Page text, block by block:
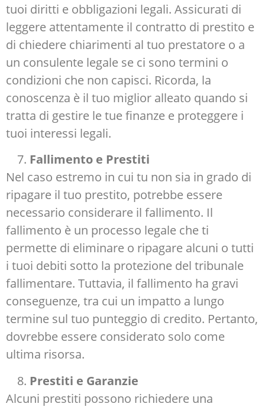
tuoi diritti e obbligazioni legali. Assicurati di
leggere attentamente il contratto di prestito e
di chiedere chiarimenti al tuo prestatore o a
un consulente legale se ci sono termini o
condizioni che non capisci. Ricorda, la
conoscenza è il tuo miglior alleato quando si
tratta di gestire le tue finanze e proteggere i
tuoi interessi legali.
Fallimento e Prestiti
Nel caso estremo in cui tu non sia in grado di
ripagare il tuo prestito, potrebbe essere
necessario considerare il fallimento. Il
fallimento è un processo legale che ti
permette di eliminare o ripagare alcuni o tutti
i tuoi debiti sotto la protezione del tribunale
fallimentare. Tuttavia, il fallimento ha gravi
conseguenze, tra cui un impatto a lungo
termine sul tuo punteggio di credito. Pertanto,
dovrebbe essere considerato solo come
ultima risorsa.
Prestiti e Garanzie
Alcuni prestiti possono richiedere una